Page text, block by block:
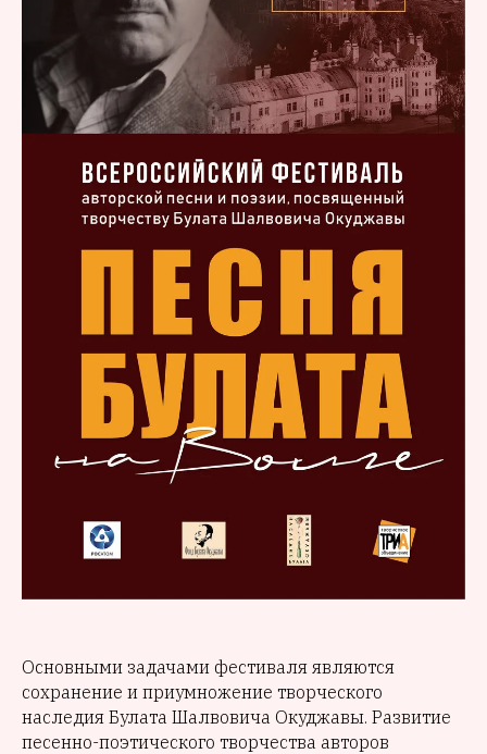
Основными задачами фестиваля являются
сохранение и приумножение творческого
наследия Булата Шалвовича Окуджавы. Развитие
песенно-поэтического творчества авторов